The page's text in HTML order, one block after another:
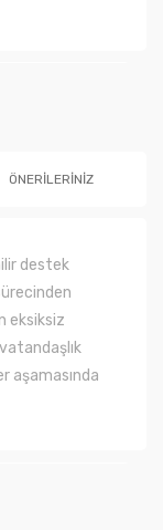
ÖNERİLERİNİZ
destek
eksiksiz
aşamasında